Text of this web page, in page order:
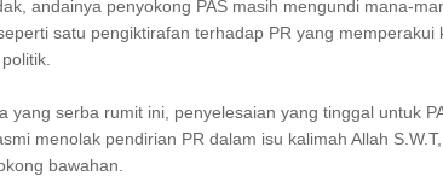
andainya penyokong PAS masih mengundi mana-
satu pengiktirafan terhadap PR yang
yang serba rumit ini, penyelesaian yang tinggal untuk
menolak pendirian PR dalam isu kalimah Allah
bawahan.